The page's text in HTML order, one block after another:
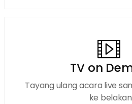
TV on
Tayang ulang acara live
ke